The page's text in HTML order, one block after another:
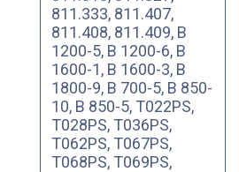
811.333, 811.407,
811.408, 811.409, B
1200-5, B 1200-6, B
1600-1, B 1600-3, B
1800-9, B 700-5, B 850-
10, B 850-5, T022PS,
T028PS, T036PS,
T062PS, T067PS,
T068PS, T069PS,